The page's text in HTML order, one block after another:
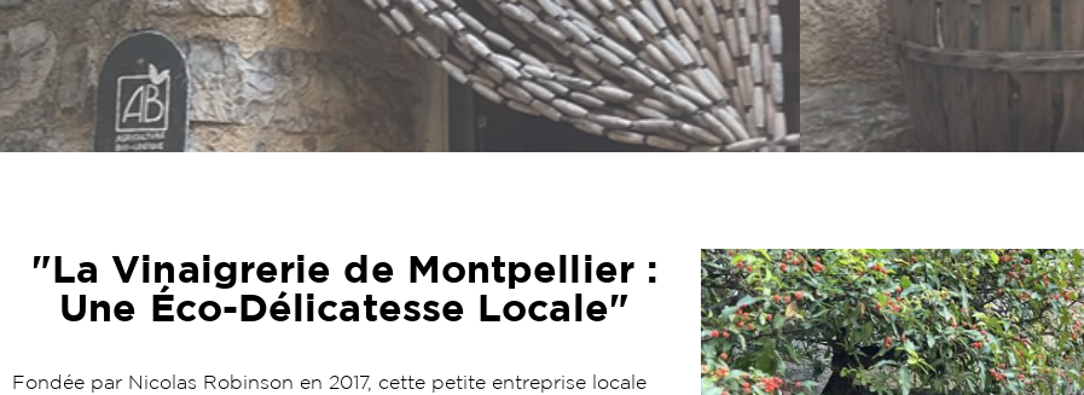
"La Vinaigrerie de Montpellier :
Une Éco-Délicatesse Locale"
Fondée par Nicolas Robinson en 2017, cette petite entreprise locale